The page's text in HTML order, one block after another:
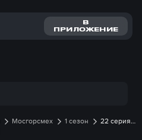
В
ПРИЛОЖЕНИЕ
Мосгорсмех 1 сезон
22 серия